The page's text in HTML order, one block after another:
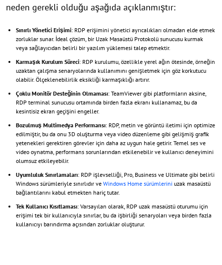
neden gerekli olduğu aşağıda açıklanmıştır:
Sınırlı Yönetici Erişimi: RDP erişimini yönetici ayrıcalıkları olmadan elde etmek
zorluklar sunar. İdeal çözüm, bir Uzak Masaüstü Protokolü sunucusu kurmak
veya sağlayıcıdan belirli bir yazılım yüklemesi talep etmektir.
Karmaşık Kurulum Süreci: RDP kurulumu, özellikle yerel ağın ötesinde, örneğin
uzaktan çalışma senaryolarında kullanımını genişletmek için göz korkutucu
olabilir. Ölçeklenebilirlik eksikliği karmaşıklığı artırır.
Çoklu Monitör Desteğinin Olmaması: TeamViewer gibi platformların aksine,
RDP terminal sunucusu ortamında birden fazla ekranı kullanamaz, bu da
kesintisiz ekran geçişini engeller.
Bozulmuş Multimedya Performansı: RDP, metin ve görüntü iletimi için optimize
edilmiştir, bu da onu 3D oluşturma veya video düzenleme gibi gelişmiş grafik
yetenekleri gerektiren görevler için daha az uygun hale getirir. Temel ses ve
video oynatma, performans sorunlarından etkilenebilir ve kullanıcı deneyimini
olumsuz etkileyebilir.
Uyumluluk Sınırlamaları: RDP işlevselliği, Pro, Business ve Ultimate gibi belirli
Windows sürümleriyle sınırlıdır ve Windows Home sürümlerini uzak masaüstü
bağlantılarını kabul etmekten hariç tutar.
Tek Kullanıcı Kısıtlaması: Varsayılan olarak, RDP uzak masaüstü oturumu için
erişimi tek bir kullanıcıyla sınırlar, bu da işbirliği senaryoları veya birden fazla
kullanıcıyı barındırma açısından zorluklar oluşturur.